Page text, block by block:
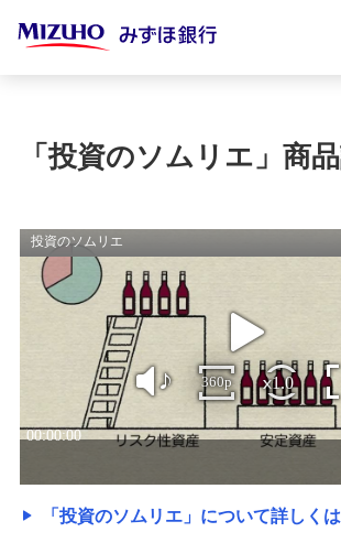
ファンド特設サイト一覧
「セゾン・グローバルバランスフ
「iTrustインド株式」商品説明動画
「フィデリティ・ロイヤル・コア
品説明動画
「ピクテ・プレミアム・アセット
ン・ファンド」商品説明動画
「投資のソムリエ」商
「投資のソムリエ」について詳しく